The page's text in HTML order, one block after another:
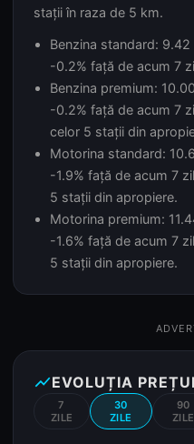
stații în raza de 5 km.
Benzina standard: 9.42
-0.2% față de acum 7
Benzina premium:
-0.2% față de acum 7
celor 5 stații din
Motorina standard:
-1.9% față de acum 7
5 stații din apropiere.
Motorina premium:
-1.6% față de acum 7
5 stații din apropiere.
show_chartEVOLUȚIA
7
ZILE
30
ZILE
90
ZILE